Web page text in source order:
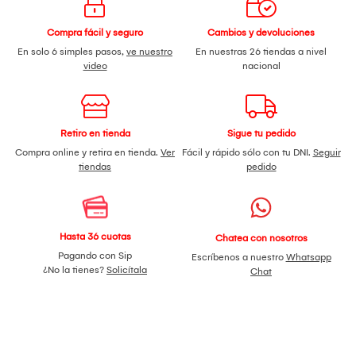
Compra fácil y seguro
En solo 6 simples pasos, ve nuestro
video
Cambios y devoluciones
En nuestras 26 tiendas a nivel
nacional
Retiro en tienda
Compra online y retira en tienda. Ver
tiendas
Sigue tu pedido
Fácil y rápido sólo con tu DNI. Seguir
pedido
Hasta 36 cuotas
Pagando con Sip
¿No la tienes? Solicítala
Chatea con nosotros
Escríbenos a nuestro Whatsapp
Chat